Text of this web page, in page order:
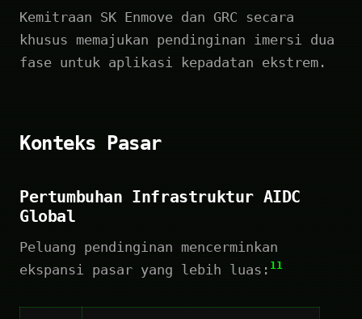
Kemitraan SK Enmove dan GRC secara
khusus memajukan pendinginan imersi dua
fase untuk aplikasi kepadatan ekstrem.
Konteks Pasar
Pertumbuhan Infrastruktur AIDC
Global
Peluang pendinginan mencerminkan
ekspansi pasar yang lebih luas: 11